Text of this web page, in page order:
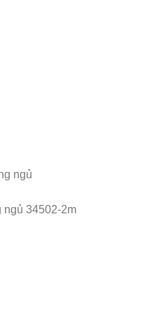
ngủ 34502-2m